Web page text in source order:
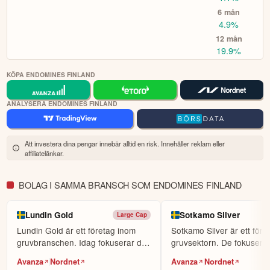
Välj bland 7 000 instrument, såväl lokala
aktier som globala. Sök fram det instrument du vill handla
(t.ex Volvo-aktien eller Bitcoin), om du vill köpa (gå lång)
sen önskad position.
Fördjupa dig i plattformen och på hemsidan finns mycket
information för att utvecklas, däribland utbildningskurser via
eToro Academy, nyheter, smidiga verktyg och ett av
världens största sociala investerarforum.
dina investeringar kan gå upp eller ner. Du riskerar ditt kapital.
6 mån
4.9%
12 mån
19.9%
KÖPA ENDOMINES FINLAND
ANALYSERA ENDOMINES FINLAND
Att investera dina pengar innebär alltid en risk. Innehåller reklam eller
affiliatelänkar.
BOLAG I SAMMA BRANSCH SOM ENDOMINES FINLAND
Lundin Gold Large Cap
Lundin Gold är ett företag inom
gruvbranschen. Idag fokuserar de
Avanza Nordnet
Sotkamo Silver
Sotkamo Silver är ett
gruvsektorn. De
Avanza Nordnet